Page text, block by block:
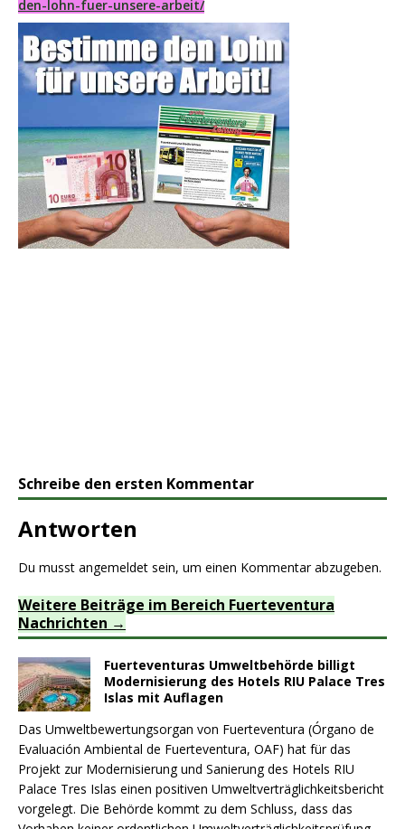
den-lohn-fuer-unsere-arbeit/
Schreibe den ersten Kommentar
Antworten
Du musst angemeldet sein, um einen Kommentar abzugeben.
Weitere Beiträge im Bereich Fuerteventura
Nachrichten
Fuerteventuras Umweltbehörde billigt
Modernisierung des Hotels RIU Palace Tres
Islas mit Auflagen
Das Umweltbewertungsorgan von Fuerteventura (Órgano de
Evaluación Ambiental de Fuerteventura, OAF) hat für das
Projekt zur Modernisierung und Sanierung des Hotels RIU
Palace Tres Islas einen positiven Umweltverträglichkeitsbericht
vorgelegt. Die Behörde kommt zu dem Schluss, dass das